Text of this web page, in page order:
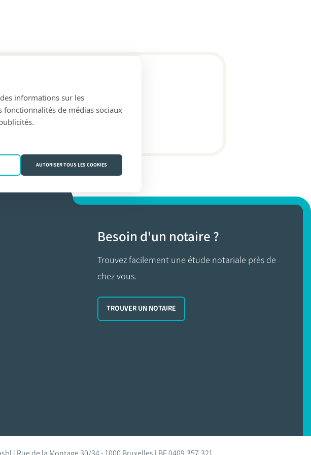
Herzele)
Besoin d'un notaire ?
Trouvez facilement une étude notariale près de
chez vous.
TROUVER UN NOTAIRE
informations sur les
de médias sociaux
AUTORISER TOUS LES COOKIES